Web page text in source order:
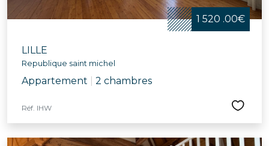
1 520 .00€
LILLE
Republique saint michel
Appartement 2 chambres
Réf. IHW